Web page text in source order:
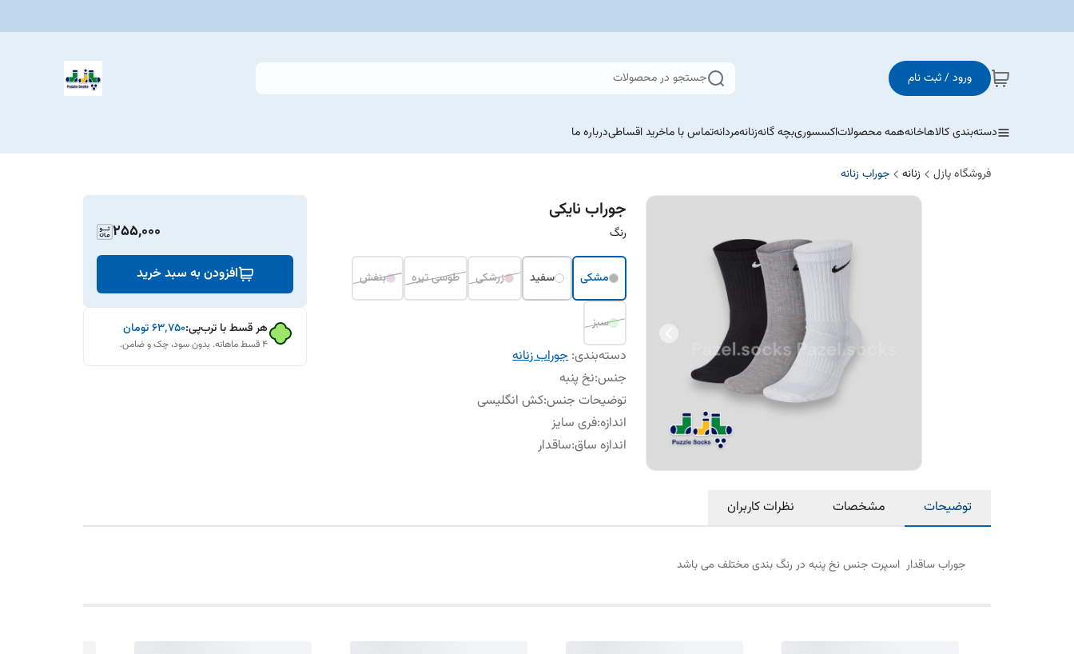
ورود / ثبت نام جستجو در محصولات
دسته‌بندی کالاهاخانههمه محصولاتاکسسوریبچه گانهزنانهمردانهتماس با ماخرید اقساطیدرباره ما
فروشگاه پازل زنانه جوراب زنانه
جوراب نایکی
رنگ
مشکی سفید زرشکی طوسی تیره بنفش
سبز
دسته‌بندی:جوراب زنانه
جنس:نخ پنبه
توضیحات جنس:کش انگلیسی
اندازه:فری سایز
اندازه ساق:ساقدار
255,000
افزودن به سبد خرید
هر قسط با ترب‌پی:۶۳٬۷۵۰تومان
۴ قسط ماهانه. بدون سود، چک و ضامن.
توضیحات مشخصات نظرات کاربران
جوراب ساقدار اسپرت جنس نخ پنبه در رنگ بندی مختلف می باشد